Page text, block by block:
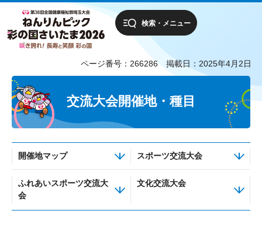
検索・メニュー
ページ番号：266286 掲載日：2025年4月2日
交流大会開催地・種目
開催地マップ スポーツ交流大会
ふれあいスポーツ交流大
会
文化交流大会